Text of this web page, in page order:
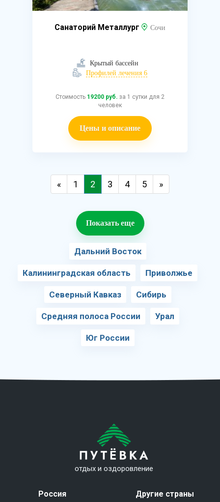
Санаторий Металлург Сочи
Крытый бассейн
Профилей лечения 6
Стоимость 19200 руб. за 1 сутки для 2
человек
Цены и описание
« 1 2 3 4 5 »
Показать еще
Дальний Восток
Калининградская область Приволжье
Северный Кавказ Сибирь
Средняя полоса России Урал
Юг России
отдых и оздоровление
Россия Другие страны